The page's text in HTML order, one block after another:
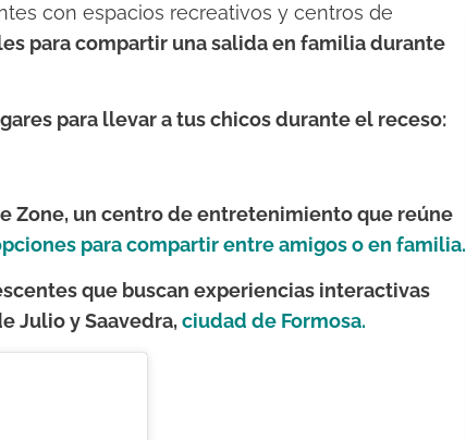
con espacios recreativos y centros de
para compartir una salida en familia durante
para llevar a tus chicos durante el receso:
Zone, un centro de entretenimiento que reúne
para compartir entre amigos o en familia.
que buscan experiencias interactivas
Julio y Saavedra,ciudad de Formosa.